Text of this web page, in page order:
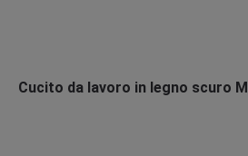
Cucito da lavoro in legno scuro M